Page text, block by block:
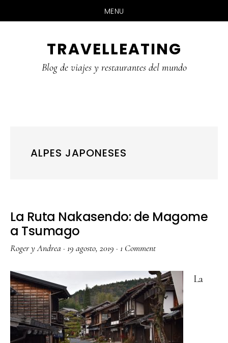
MENU
TRAVELLEATING
Blog de viajes y restaurantes del mundo
ALPES JAPONESES
La Ruta Nakasendo: de Magome
a Tsumago
Roger y Andrea · 19 agosto, 2019 · 1 Comment
La